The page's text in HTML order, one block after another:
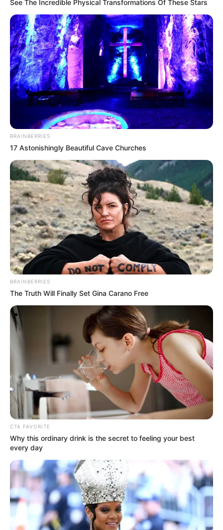
Ils ont beau avoir des soucis d’argent, ils ne
manquent pas d’amour et d’amitié. Depuis
plusieurs mois, Pierre et Frédérique, que les
téléspectateurs connaissent depuis la saison 7
deL’amour est dans le pré, ne font pas mystère
de leurs difficultés financières. Le couple
d’agriculteurs du Gers a accumulé plus de 1,5
millions d’euros de dettes. Heureusement, ils
sont soutenus.
See The Incredible Physical Transformations Of These Stars
BRAINBERRIES
17 Astonishingly Beautiful Cave Churches
BRAINBERRIES
The Truth Will Finally Set Gina Carano Free
CTA FAVORITE
Why this ordinary drink is the secret to feeling your best
every day